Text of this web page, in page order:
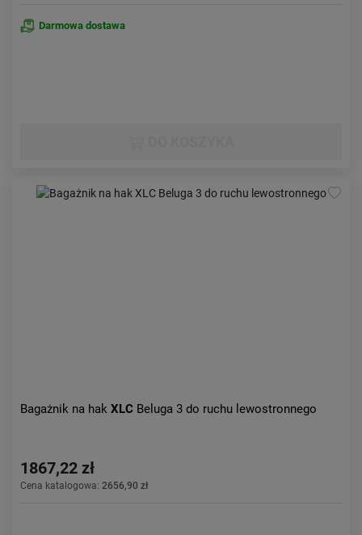
Darmowa dostawa
Bagażnik na hak XLC Beluga 3 do ruchu lewostronnego
1867,22 zł
Cena katalogowa: 2656,90 zł